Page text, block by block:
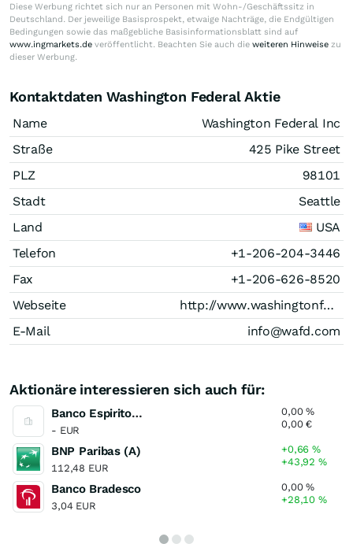
Diese Werbung richtet sich nur an Personen mit Wohn-/Geschäftssitz in
Deutschland. Der jeweilige Basisprospekt, etwaige Nachträge, die Endgültigen
Bedingungen sowie das maßgebliche Basisinformationsblatt sind auf
www.ingmarkets.de veröffentlicht. Beachten Sie auch die weiteren Hinweise zu
dieser Werbung.
Kontaktdaten Washington Federal Aktie
Name
Washington Federal Inc
Straße
425 Pike Street
PLZ
98101
Stadt
Seattle
Land
USA
Telefon
+1-206-204-3446
Fax
+1-206-626-8520
Webseite
http://www.washingtonfederal.com
E-Mail
info@wafd.com
Aktionäre interessieren sich auch für:
Banco Espirito Santo
- EUR
0,00%
0,00€
BNP Paribas (A)
112,48 EUR
+0,66%
+43,92%
Banco Bradesco
3,04 EUR
0,00%
+28,10%